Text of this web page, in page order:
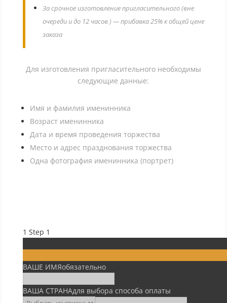
За срочное изготовление пригласительного (вне
очереди и до 12 часов ) — прибавка 25% к общей цене
заказа
Для изготовления пригласительного необходимы
следующие данные:
Имя и фамилия именинника
Возраст именинника
Дата и время проведения торжества
Место и адрес празднования торжества
Одна фотография именинника (портрет)
1 Step 1
ВАШЕ ИМЯобязательно
ВАША СТРАНАдля выбора способа оплаты